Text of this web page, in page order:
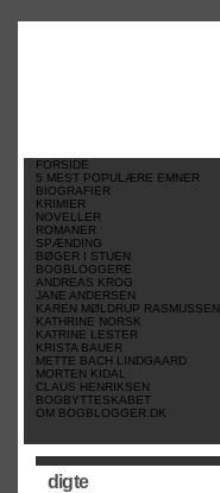
FORSIDE
5 MEST POPULÆRE EMNER
BIOGRAFIER
KRIMIER
NOVELLER
ROMANER
SPÆNDING
BØGER I STUEN
BOGBLOGGERE
ANDREAS KROG
JANE ANDERSEN
KAREN MØLDRUP RASMUSSEN
KATHRINE NORSK
KATRINE LESTER
KRISTA BAUER
METTE BACH LINDGAARD
MORTEN KIDAL
CLAUS HENRIKSEN
BOGBYTTESKABET
OM BOGBLOGGER.DK
digte